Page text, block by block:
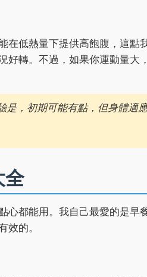
在低熱量下提供高飽腹，這點
好轉。不過，如果你運動量大
是，初期可能有點，但身體適
全
心都能用。我自己最愛的是早
效的。